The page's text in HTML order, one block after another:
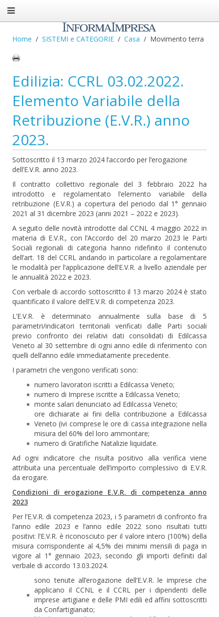
Home SISTEMI e CATEGORIE Casa Movimento terra
Edilizia: CCRL 03.02.2022.
Elemento Variabile della
Retribuzione (E.V.R.) anno
2023.
Sottoscritto il 13 marzo 2024 l’accordo per l’erogazione
dell’E.V.R. anno 2023.
Il contratto collettivo regionale del 3 febbraio 2022 ha
introdotto e regolamentato l’elemento variabile della
retribuzione (E.V.R.) a copertura del periodo dal 1° gennaio
2021 al 31 dicembre 2023 (anni 2021 – 2022 e 2023).
A seguito delle novità introdotte dal CCNL 4 maggio 2022 in
materia di E.V.R., con l’Accordo del 20 marzo 2023 le Parti
Sociali regionali di categoria hanno ridefinito il contenuto
dell’art. 18 del CCRL andando in particolare a regolamentare
le modalità per l’applicazione dell’E.V.R. a livello aziendale per
le annualità 2022 e 2023.
Con verbale di accordo sottoscritto il 13 marzo 2024 è stato
quantificato il valore dell’E.V.R. di competenza 2023.
L’E.V.R. è determinato annualmente sulla base di 5
parametri/indicatori territoriali verificati dalle Parti sociali
previo confronto dei relativi dati consolidati di Edilcassa
Veneto al 30 settembre di ogni anno edile di riferimento con
quelli dell’anno edile immediatamente precedente.
I parametri che vengono verificati sono:
numero lavoratori iscritti a Edilcassa Veneto;
numero di Imprese iscritte a Edilcassa Veneto;
monte salari denunciato ad Edilcassa Veneto;
ore dichiarate ai fini della contribuzione a Edilcassa
Veneto (ivi comprese le ore di cassa integrazione nella
misura del 60% del loro ammontare;
numero di Gratifiche Natalizie liquidate.
Ad ogni indicatore che risulta positivo alla verifica viene
attribuita una percentuale dell’importo complessivo di E.V.R.
da erogare.
Condizioni di erogazione E.V.R. di competenza anno
2023
Per l’E.V.R. di competenza 2023, i 5 parametri di confronto fra
l’anno edile 2023 e l’anno edile 2022 sono risultati tutti
positivi: l’E.V.R. è riconosciuto per il valore intero (100%) della
misura corrispondente al 4,5% dei minimi mensili di paga in
vigore al 1° gennaio 2023, secondo gli importi definiti dal
verbale di accordo 13.03.2024.
sono tenute all’erogazione dell’E.V.R. le imprese che
applicano il CCNL e il CCRL per i dipendenti delle
imprese artigiane e delle PMI edili ed affini sottoscritti
da Confartigianato;